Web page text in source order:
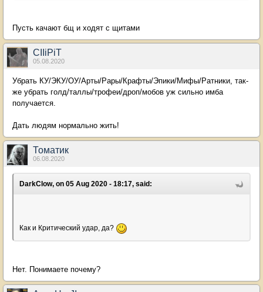
Пусть качают бщ и ходят с щитами
CIIiPiT
05.08.2020
Убрать КУ/ЭКУ/ОУ/Арты/Рары/Крафты/Эпики/Мифы/Ратники, так-
же убрать голд/таллы/трофеи/дроп/мобов уж сильно имба
получается.
Дать людям нормально жить!
Томатик
06.08.2020
DarkClow, on 05 Aug 2020 - 18:17, said:
Как и Критический удар, да?
Нет. Понимаете почему?